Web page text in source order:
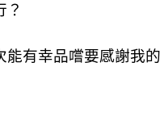
？
能有幸品嚐要感謝我